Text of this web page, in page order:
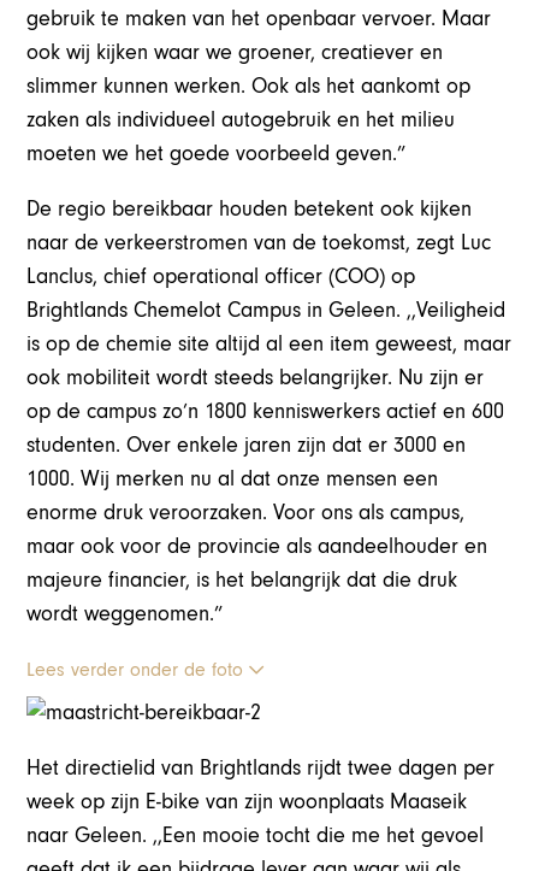
gebruik te maken van het openbaar vervoer. Maar
ook wij kijken waar we groener, creatiever en
slimmer kunnen werken. Ook als het aankomt op
zaken als individueel autogebruik en het milieu
moeten we het goede voorbeeld geven.”
De regio bereikbaar houden betekent ook kijken
naar de verkeerstromen van de toekomst, zegt Luc
Lanclus, chief operational officer (COO) op
Brightlands Chemelot Campus in Geleen. ,,Veiligheid
is op de chemie site altijd al een item geweest, maar
ook mobiliteit wordt steeds belangrijker. Nu zijn er
op de campus zo’n 1800 kenniswerkers actief en 600
studenten. Over enkele jaren zijn dat er 3000 en
1000. Wij merken nu al dat onze mensen een
enorme druk veroorzaken. Voor ons als campus,
maar ook voor de provincie als aandeelhouder en
majeure financier, is het belangrijk dat die druk
wordt weggenomen.”
Lees verder onder de foto
Het directielid van Brightlands rijdt twee dagen per
week op zijn E-bike van zijn woonplaats Maaseik
naar Geleen. ,,Een mooie tocht die me het gevoel